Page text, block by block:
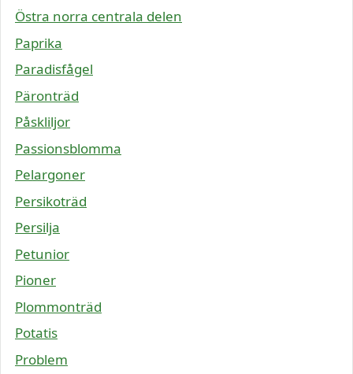
Östra norra centrala delen
Paprika
Paradisfågel
Päronträd
Påskliljor
Passionsblomma
Pelargoner
Persikoträd
Persilja
Petunior
Pioner
Plommonträd
Potatis
Problem